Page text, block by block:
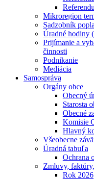
Mikroregion
Sadzobník
Úradné hodiny
Prijímanie a
činnosti
Podnikanie
Mediácia
Samospráva
Orgány obce
Obecný
Starosta
Obecné
Komisie
Hlavný
Všeobecne
Úradná tabuľa
Ochrana
Zmluvy,
Rok 2026